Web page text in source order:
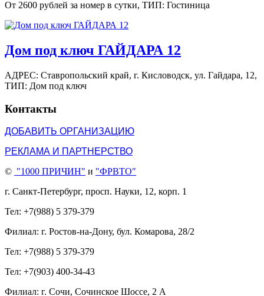
От 2600 рублей за номер в сутки, ТИП: Гостиница
Дом под ключ ГАЙДАРА 12
АДРЕС: Ставропольский край, г. Кисловодск, ул. Гайдара, 12,
ТИП: Дом под ключ
Контакты
ДОБАВИТЬ ОРГАНИЗАЦИЮ
РЕКЛАМА И ПАРТНЕРСТВО
© "1000 ПРИЧИН" и "ФРВТО"
г. Санкт-Петербург, просп. Науки, 12, корп. 1
Тел: +7(988) 5 379-379
Филиал: г. Ростов-на-Дону, бул. Комарова, 28/2
Тел: +7(988) 5 379-379
Тел: +7(903) 400-34-43
Филиал: г. Сочи, Сочинское Шоссе, 2 А